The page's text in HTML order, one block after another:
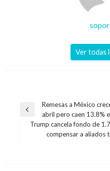
Ver todas
Navegación
entradas
Entrada
anterior
Remesas a México
abril pero caen 13.8%
Entrada
Trump cancela fondo de
compensar a aliados